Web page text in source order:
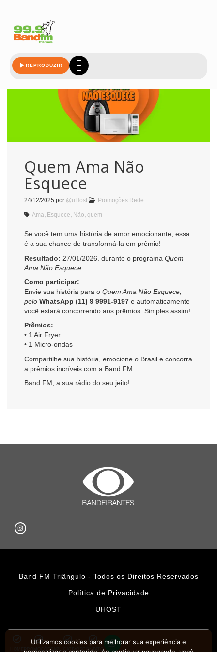
REPRODUZIR
Quem Ama Não
Esquece
24/12/2025 por @uHost Promoções Rede
Ama, Esquece, Não, quem
Se você tem uma história de amor emocionante, essa
é a sua chance de transformá-la em prêmio!
Resultado: 27/01/2026, durante o programa Quem
Ama Não Esquece
Como participar:
Envie sua história para o Quem Ama Não Esquece,
pelo WhatsApp (11) 9 9991-9197 e automaticamente
você estará concorrendo aos prêmios. Simples assim!
Prêmios:
• 1 Air Fryer
• 1 Micro-ondas
Compartilhe sua história, emocione o Brasil e concorra
a prêmios incríveis com a Band FM.
Band FM, a sua rádio do seu jeito!
Band FM Triângulo - Todos os Direitos Reservados
Política de Privacidade
UHOST
PROMOÇÕESAPLICATIVOS CONTATO
Utilizamos cookies para melhorar sua experiência e